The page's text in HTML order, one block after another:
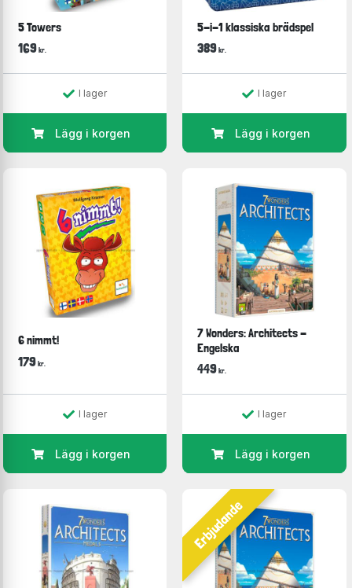
5 Towers
169 kr.
I lager
Lägg i korgen
5-i-1 klassiska brädspel
389 kr.
I lager
Lägg i korgen
6 nimmt!
179 kr.
I lager
Lägg i korgen
7 Wonders: Architects -
Engelska
449kr.
I lager
Lägg i korgen
Erbjudande